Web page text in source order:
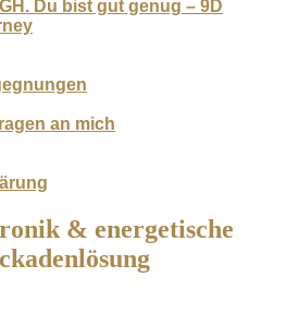
Du bist gut genug – 9D
an mich
& energetische